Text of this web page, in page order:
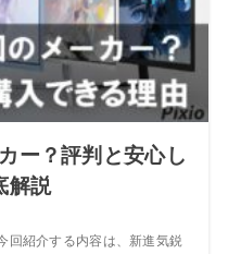
ー？評判と安心し
解説
回紹介する内容は、新進気鋭